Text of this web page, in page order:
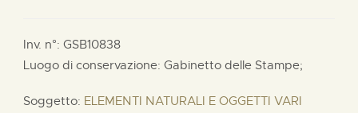
Inv. n°: GSB10838
Luogo di conservazione: Gabinetto delle Stampe;
Soggetto: ELEMENTI NATURALI E OGGETTI VARI